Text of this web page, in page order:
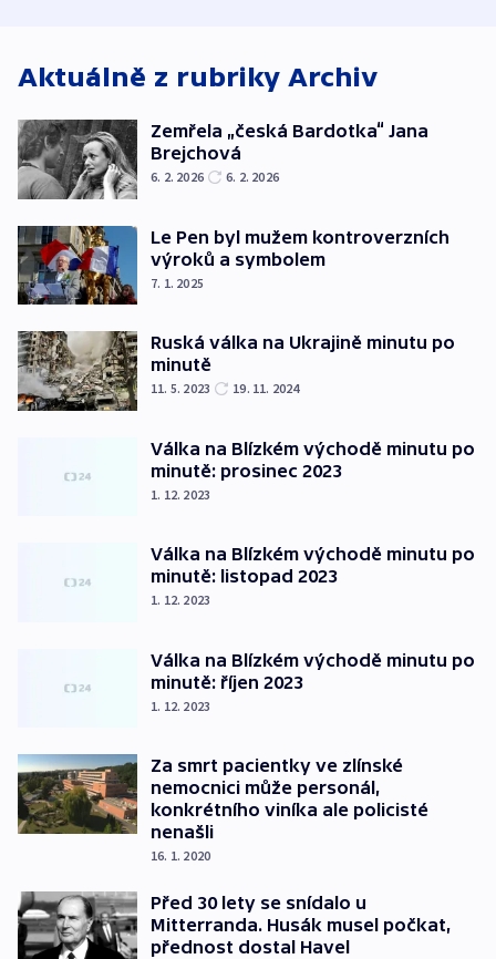
Aktuálně z rubriky Archiv
Zemřela „česká Bardotka“ Jana
Brejchová
6. 2. 2026 6. 2. 2026
Le Pen byl mužem kontroverzních
výroků a symbolem
7. 1. 2025
Ruská válka na Ukrajině minutu po
minutě
11. 5. 2023 19. 11. 2024
Válka na Blízkém východě minutu po
minutě: prosinec 2023
1. 12. 2023
Válka na Blízkém východě minutu po
minutě: listopad 2023
1. 12. 2023
Válka na Blízkém východě minutu po
minutě: říjen 2023
1. 12. 2023
Za smrt pacientky ve zlínské
nemocnici může personál,
konkrétního viníka ale policisté
nenašli
16. 1. 2020
Před 30 lety se snídalo u
Mitterranda. Husák musel počkat,
přednost dostal Havel